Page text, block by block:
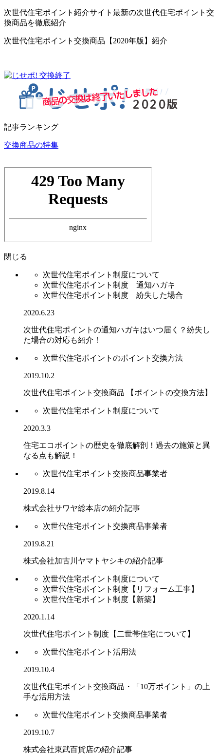
次世代住宅ポイント紹介サイト最新の次世代住宅ポイント交
換商品を徹底紹介
次世代住宅ポイント交換商品【2020年版】紹介
記事ランキング
交換商品の特集
閉じる
次世代住宅ポイント制度について
次世代住宅ポイント制度 通知ハガキ
次世代住宅ポイント制度 紛失した場合
2020.6.23
次世代住宅ポイントの通知ハガキはいつ届く？紛失し
た場合の対応も紹介！
次世代住宅ポイントのポイント交換方法
2019.10.2
次世代住宅ポイント交換商品 【ポイントの交換方法】
次世代住宅ポイント制度について
2020.3.3
住宅エコポイントの歴史を徹底解剖！過去の施策と異
なる点も解説！
次世代住宅ポイント交換商品事業者
2019.8.14
株式会社サワヤ総本店の紹介記事
次世代住宅ポイント交換商品事業者
2019.8.21
株式会社加古川ヤマトヤシキの紹介記事
次世代住宅ポイント制度について
次世代住宅ポイント制度【リフォーム工事】
次世代住宅ポイント制度【新築】
2020.1.14
次世代住宅ポイント制度【二世帯住宅について】
次世代住宅ポイント活用法
2019.10.4
次世代住宅ポイント交換商品・「10万ポイント」の上
手な活用方法
次世代住宅ポイント交換商品事業者
2019.10.7
株式会社東武百貨店の紹介記事